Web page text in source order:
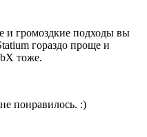
и громоздкие подходы вы
гораздо проще и
тоже.
понравилось. :)